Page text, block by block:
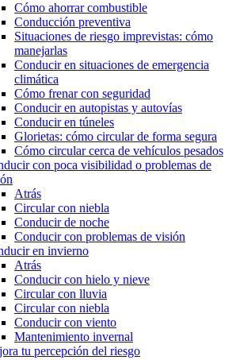
Cómo ahorrar combustible
Conducción preventiva
Situaciones de riesgo imprevistas: cómo
manejarlas
Conducir en situaciones de emergencia
climática
Cómo frenar con seguridad
Conducir en autopistas y autovías
Conducir en túneles
Glorietas: cómo circular de forma segura
Cómo circular cerca de vehículos pesados
con poca visibilidad o problemas de
Atrás
Circular con niebla
Conducir de noche
Conducir con problemas de visión
en invierno
Atrás
Conducir con hielo y nieve
Circular con lluvia
Circular con niebla
Conducir con viento
Mantenimiento invernal
tu percepción del riesgo